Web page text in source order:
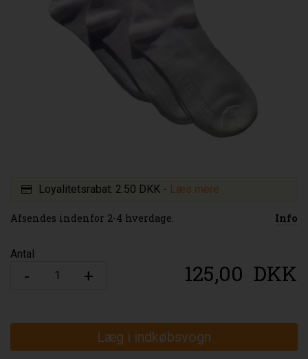
Loyalitetsrabat: 2.50 DKK - Læs mere
Afsendes indenfor 2-4 hverdage. Info
Antal
125,00 DKK
Læg i indkøbsvogn